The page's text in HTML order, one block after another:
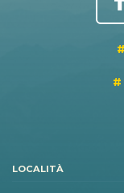
LOCALITÀ